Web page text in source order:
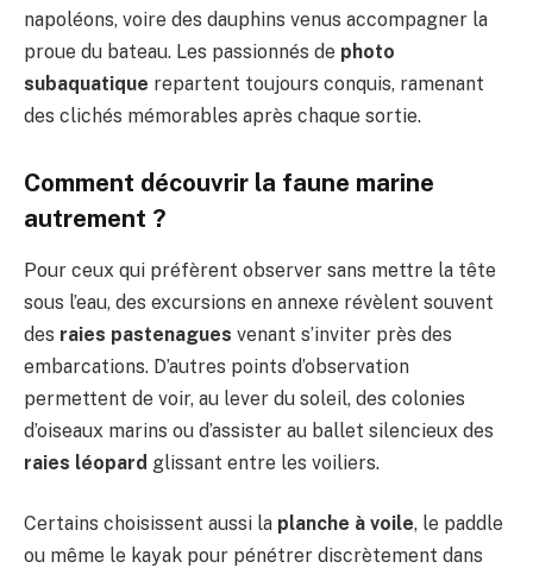
napoléons, voire des dauphins venus accompagner la
proue du bateau. Les passionnés de photo
subaquatique repartent toujours conquis, ramenant
des clichés mémorables après chaque sortie.
Comment découvrir la faune marine
autrement ?
Pour ceux qui préfèrent observer sans mettre la tête
sous l’eau, des excursions en annexe révèlent souvent
des raies pastenagues venant s’inviter près des
embarcations. D’autres points d’observation
permettent de voir, au lever du soleil, des colonies
d’oiseaux marins ou d’assister au ballet silencieux des
raies léopard glissant entre les voiliers.
Certains choisissent aussi la planche à voile, le paddle
ou même le kayak pour pénétrer discrètement dans